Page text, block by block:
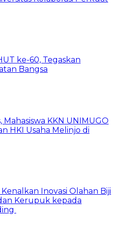
ke-60, Tegaskan
Bangsa
KKN UNIMUGO
HKI Usaha Melinjo di
Inovasi Olahan Biji
Kerupuk kepada